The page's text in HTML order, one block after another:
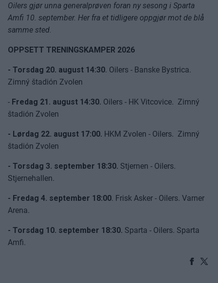
Oilers gjør unna generalprøven foran ny sesong i Sparta
Amfi 10. september. Her fra et tidligere oppgjør mot de blå
samme sted.
OPPSETT TRENINGSKAMPER 2026
- Torsdag 20. august 14:30. Oilers - Banske Bystrica.
Zimný štadión Zvolen
- Fredag 21. august 14:30. Oilers - HK Vitcovice. Zimný
štadión Zvolen
- Lørdag 22. august 17:00. HKM Zvolen - Oilers. Zimný
štadión Zvolen
- Torsdag 3. september 18:30. Stjernen - Oilers.
Stjernehallen.
- Fredag 4. september 18:00. Frisk Asker - Oilers. Varner
Arena.
- Torsdag 10. september 18:30. Sparta - Oilers. Sparta
Amfi.